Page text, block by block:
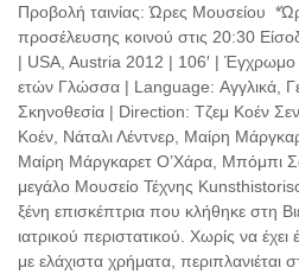
Προβολή ταινίας: Ώρες Μουσείου
προσέλευσης κοινού στις 20:30
| USA, Austria 2012 | 106′ |
ετών Γλώσσα | Language: Αγγλικά,
Σκηνοθεσία | Direction: Τζεμ Κοέν
Κοέν, Νάταλι Λέντνερ, Μαίρη
Μαίρη Μάργκαρετ Ο’Χάρα, Μπόμπι
μεγάλο Μουσείο Τέχνης
ξένη επισκέπτρια που κλήθηκε στη
ιατρικού περιστατικού. Χωρίς να
με ελάχιστα χρήματα, περιπλανιέται